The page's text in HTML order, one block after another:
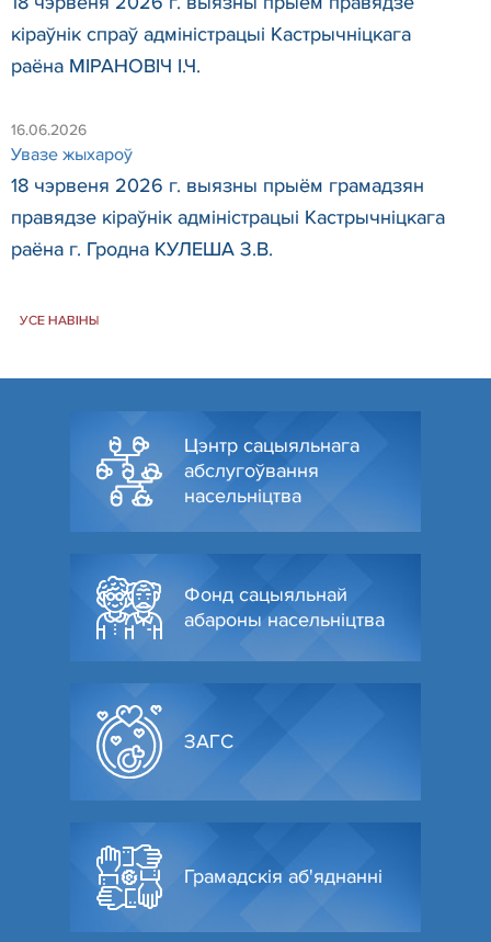
кіраўнік спраў адміністрацыі Кастрычніцкага
раёна МІРАНОВІЧ І.Ч.
16.06.2026
Увазе жыхароў
18 чэрвеня 2026 г. выязны прыём грамадзян
правядзе кіраўнік адміністрацыі Кастрычніцкага
раёна г. Гродна КУЛЕША З.В.
УСЕ НАВІНЫ
Цэнтр сацыяльнага
абслугоўвання
насельніцтва
Фонд сацыяльнай
абароны насельніцтва
ЗАГС
Грамадскія аб'яднанні